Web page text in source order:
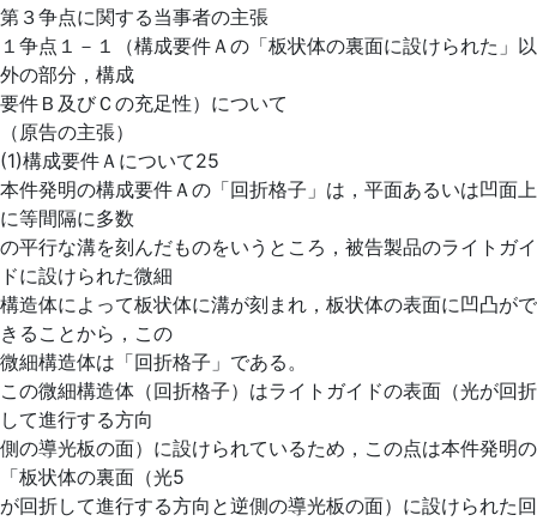
第３争点に関する当事者の主張
１争点１－１（構成要件Ａの「板状体の裏面に設けられた」以
外の部分，構成
要件Ｂ及びＣの充足性）について
（原告の主張）
(1)構成要件Ａについて25
本件発明の構成要件Ａの「回折格子」は，平面あるいは凹面上
に等間隔に多数
の平行な溝を刻んだものをいうところ，被告製品のライトガイ
ドに設けられた微細
構造体によって板状体に溝が刻まれ，板状体の表面に凹凸がで
きることから，この
微細構造体は「回折格子」である。
この微細構造体（回折格子）はライトガイドの表面（光が回折
して進行する方向
側の導光板の面）に設けられているため，この点は本件発明の
「板状体の裏面（光5
が回折して進行する方向と逆側の導光板の面）に設けられた回